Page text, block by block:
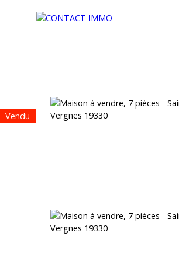
Vendu